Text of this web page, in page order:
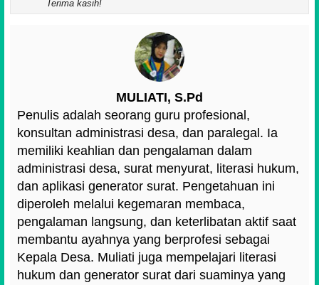
Terima kasih!
MULIATI, S.Pd
Penulis adalah seorang guru profesional,
konsultan administrasi desa, dan paralegal. Ia
memiliki keahlian dan pengalaman dalam
administrasi desa, surat menyurat, literasi hukum,
dan aplikasi generator surat. Pengetahuan ini
diperoleh melalui kegemaran membaca,
pengalaman langsung, dan keterlibatan aktif saat
membantu ayahnya yang berprofesi sebagai
Kepala Desa. Muliati juga mempelajari literasi
hukum dan generator surat dari suaminya yang